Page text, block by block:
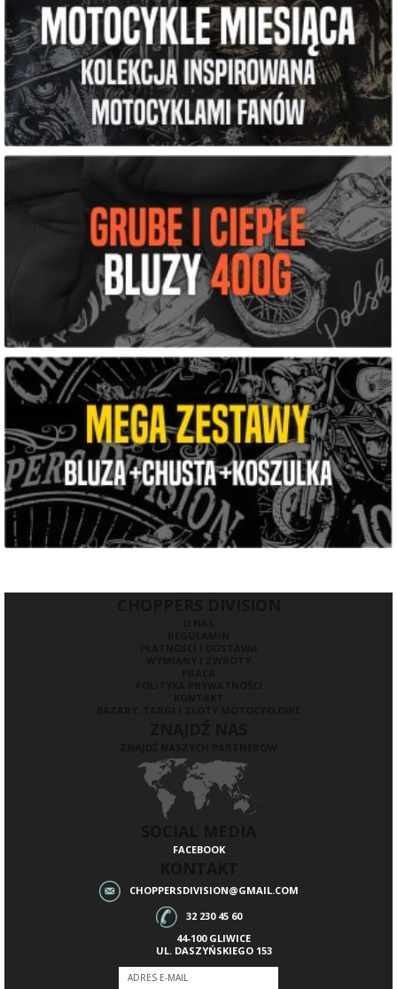
FACEBOOK
CHOPPERSDIVISION@GMAIL.COM
32 230 45 60
44-100 GLIWICE
UL. DASZYŃSKIEGO 153